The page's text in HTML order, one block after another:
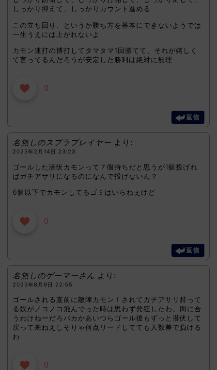
しっかり抑えて、しっかりカウント進める
この立ち回り、というか勝ち方を基本にできないようでは
一生うえには上がれないよ
カモン連打の博打してタマタマ1回勝てて、それが嬉しく
て言ってるんだろうが安定した勝利は絶対に無理
0
返信
名無しのスプラプレイヤー より:
2023年2月14日 23:23
ゴールした潜伏カモンって７個持ちだと思うが1個投げれ
ばガチアサリになるのになんで投げないん？
6個以下でカモンしてるゴミはいらねぇけど
0
返信
名無しのゲーマーさん より:
2023年8月9日 22:55
ゴールされる直前に敵陣カモン！されてガチアサリ持って
る奴がノコノコ飛んでった時は思わず発狂したわ。間に合
うわけねーだろバカかあいつらゴール後もずっと潜伏して
戻って来ねえしそりゃ何点リードしてても人数差で負ける
わ
0